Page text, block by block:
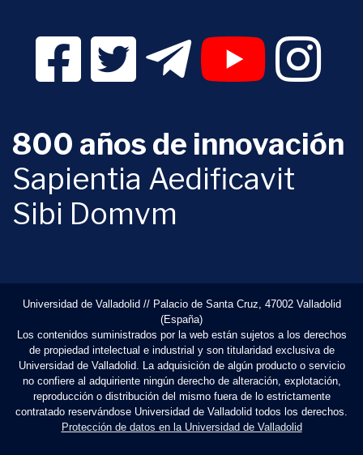
Facebook Digital UVa (se abrirá en una nueva
Twitter Digital UVa (se abrirá en una
Telegram Digital UVa (se
YouTube Digital
800 años de innovación
Sapientia Aedificavit
Sibi Domvm
Universidad de Valladolid // Palacio de Santa Cruz, 47002 Valladolid
(España)
Los contenidos suministrados por la web están sujetos a los derechos
de propiedad intelectual e industrial y son titularidad exclusiva de
Universidad de Valladolid. La adquisición de algún producto o servicio
no confiere al adquiriente ningún derecho de alteración, explotación,
reproducción o distribución del mismo fuera de lo estrictamente
contratado reservándose Universidad de Valladolid todos los derechos.
Protección de datos en la Universidad de Valladolid